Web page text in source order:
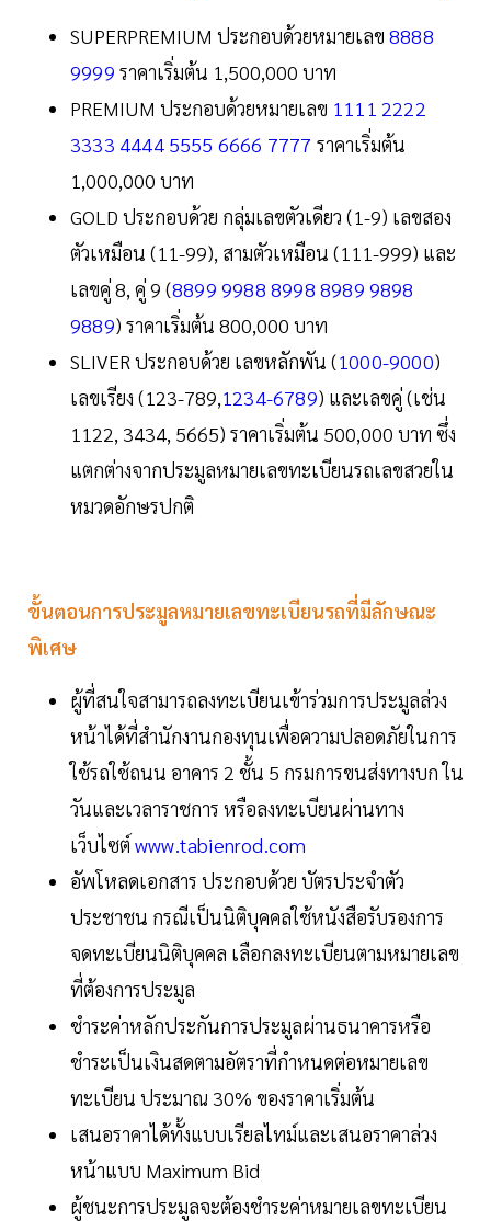
SUPERPREMIUM ประกอบด้วยหมายเลข 8888
9999 ราคาเริ่มต้น 1,500,000 บาท
PREMIUM ประกอบด้วยหมายเลข 1111 2222
3333 4444 5555 6666 7777 ราคาเริ่มต้น
1,000,000 บาท
GOLD ประกอบด้วย กลุ่มเลขตัวเดียว (1-9) เลขสอง
ตัวเหมือน (11-99), สามตัวเหมือน (111-999) และ
เลขคู่ 8, คู่ 9 (8899 9988 8998 8989 9898
9889) ราคาเริ่มต้น 800,000 บาท
SLIVER ประกอบด้วย เลขหลักพัน (1000-9000)
เลขเรียง (123-789,1234-6789) และเลขคู่ (เช่น
1122, 3434, 5665) ราคาเริ่มต้น 500,000 บาท ซึ่ง
แตกต่างจากประมูลหมายเลขทะเบียนรถเลขสวยใน
หมวดอักษรปกติ
ขั้นตอนการประมูลหมายเลขทะเบียนรถที่มีลักษณะ
พิเศษ
ผู้ที่สนใจสามารถลงทะเบียนเข้าร่วมการประมูลล่วง
หน้าได้ที่สำนักงานกองทุนเพื่อความปลอดภัยในการ
ใช้รถใช้ถนน อาคาร 2 ชั้น 5 กรมการขนส่งทางบก ใน
วันและเวลาราชการ หรือลงทะเบียนผ่านทาง
เว็บไซต์ www.tabienrod.com
อัพโหลดเอกสาร ประกอบด้วย บัตรประจำตัว
ประชาชน กรณีเป็นนิติบุคคลใช้หนังสือรับรองการ
จดทะเบียนนิติบุคคล เลือกลงทะเบียนตามหมายเลข
ที่ต้องการประมูล
ชำระค่าหลักประกันการประมูลผ่านธนาคารหรือ
ชำระเป็นเงินสดตามอัตราที่กำหนดต่อหมายเลข
ทะเบียน ประมาณ 30% ของราคาเริ่มต้น
เสนอราคาได้ทั้งแบบเรียลไทม์และเสนอราคาล่วง
หน้าแบบ Maximum Bid
ผู้ชนะการประมูลจะต้องชำระค่าหมายเลขทะเบียน